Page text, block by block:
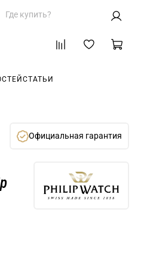
Где купить?
СТАТЬИ
Официальная гарантия